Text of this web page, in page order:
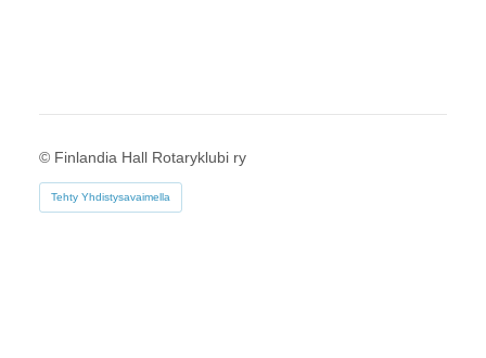
© Finlandia Hall Rotaryklubi ry
Tehty Yhdistysavaimella